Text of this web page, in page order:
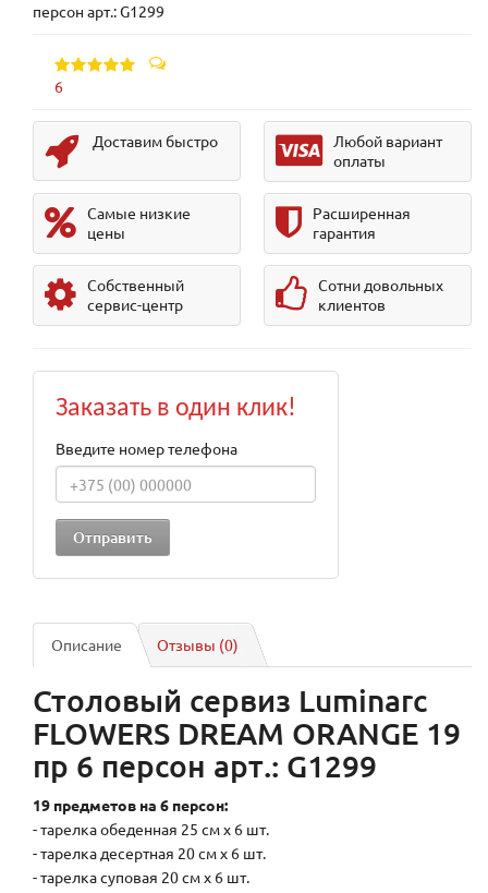
персон арт.: G1299
6
Доставим быстро
Любой вариант
оплаты
Самые низкие
цены
Расширенная
гарантия
Собственный
сервис-центр
Сотни довольных
клиентов
Заказать в один клик!
Введите номер телефона
Описание Отзывы (0)
Столовый сервиз Luminarc
FLOWERS DREAM ORANGE 19
пр 6 персон арт.: G1299
19 предметов на 6 персон:
- тарелка обеденная 25 см х 6 шт.
- тарелка десертная 20 см х 6 шт.
- тарелка суповая 20 см х 6 шт.